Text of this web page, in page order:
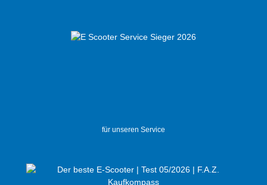
für unseren Service